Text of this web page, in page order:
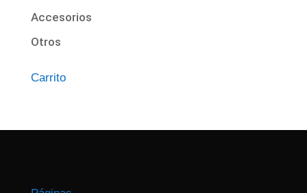
Accesorios
Otros
Carrito